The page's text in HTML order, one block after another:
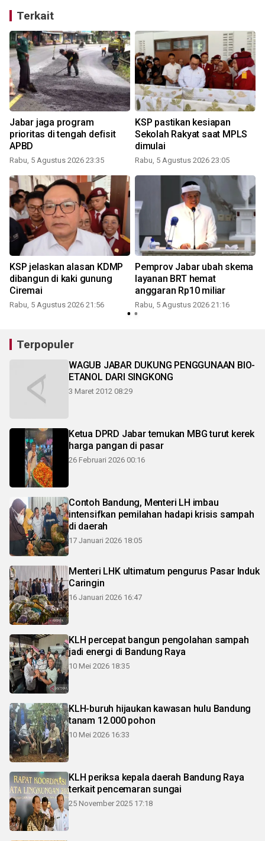
Terkait
Jabar jaga program
prioritas di tengah defisit
APBD
Rabu, 5 Agustus 2026 23:35
KSP pastikan kesiapan
Sekolah Rakyat saat MPLS
dimulai
Rabu, 5 Agustus 2026 23:05
KSP jelaskan alasan KDMP
dibangun di kaki gunung
Ciremai
Rabu, 5 Agustus 2026 21:56
Pemprov Jabar ubah skema
layanan BRT hemat
anggaran Rp10 miliar
Rabu, 5 Agustus 2026 21:16
Terpopuler
WAGUB JABAR DUKUNG PENGGUNAAN BIO-
ETANOL DARI SINGKONG
3 Maret 2012 08:29
Ketua DPRD Jabar temukan MBG turut kerek
harga pangan di pasar
26 Februari 2026 00:16
Contoh Bandung, Menteri LH imbau
intensifkan pemilahan hadapi krisis sampah
di daerah
17 Januari 2026 18:05
Menteri LHK ultimatum pengurus Pasar Induk
Caringin
16 Januari 2026 16:47
KLH percepat bangun pengolahan sampah
jadi energi di Bandung Raya
10 Mei 2026 18:35
KLH-buruh hijaukan kawasan hulu Bandung
tanam 12.000 pohon
10 Mei 2026 16:33
KLH periksa kepala daerah Bandung Raya
terkait pencemaran sungai
25 November 2025 17:18